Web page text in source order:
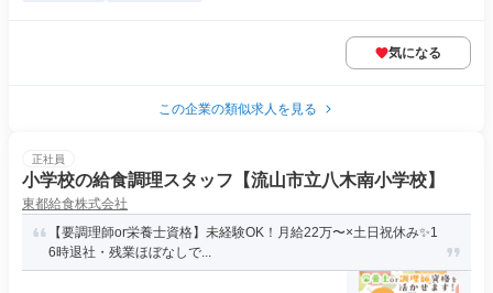
気になる
この企業の類似求人を見る
正社員
小学校の給食調理スタッフ【流山市立八木南小学校】
東都給食株式会社
【要調理師or栄養士資格】未経験OK！月給22万〜×土日祝休み✨1
6時退社・残業ほぼなしで...